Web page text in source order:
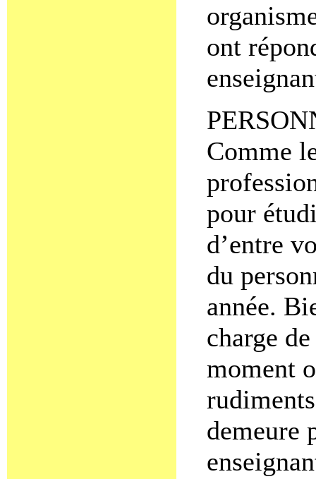
ont
Comme
pour
d’entre
du
année.
charge
moment
demeure